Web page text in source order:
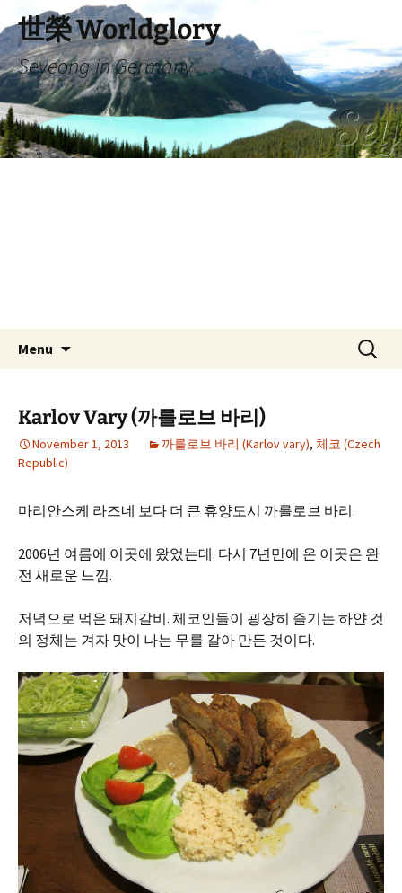
to
content
世榮 Worldglory
Seyeong in Germany
Menu
Search
for:
Karlov Vary (까를로브 바리)
November 1, 2013 까를로브 바리 (Karlov vary), 체코 (Czech
Republic)
마리안스케 라즈네 보다 더 큰 휴양도시 까를로브 바리.
2006년 여름에 이곳에 왔었는데. 다시 7년만에 온 이곳은 완
전 새로운 느낌.
저녁으로 먹은 돼지갈비. 체코인들이 굉장히 즐기는 하얀 것
의 정체는 겨자 맛이 나는 무를 갈아 만든 것이다.